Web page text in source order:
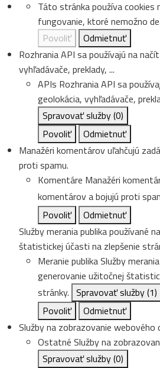
Táto stránka používa cookies
fungovanie, ktoré nemožno
Povoliť
Odmietnuť
Rozhrania API sa používajú na
vyhľadávače, preklady, ...
APIs Rozhrania API sa
geolokácia, vyhľadávače,
Spravovať služby(0)
Povoliť
Odmietnuť
Manažéri komentárov uľahčujú
proti spamu.
Komentáre Manažéri
komentárov a bojujú proti
Povoliť
Odmietnuť
Služby merania publika používané
štatistickej účasti na zlepšenie
Meranie publikaSlužby
generovanie užitočnej
stránky. Spravovať služby(1)
Povoliť
Odmietnuť
Služby na zobrazovanie webového
Ostatné Služby na
Spravovať služby(0)